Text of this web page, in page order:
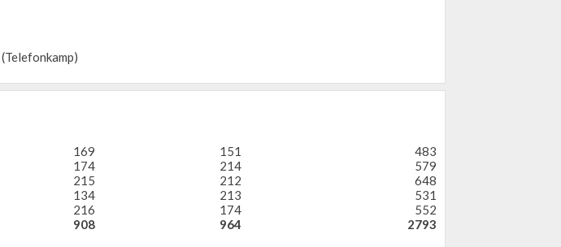
(Telefonkamp)
169 151
483
174 214
579
215 212
648
134 213
531
216 174
552
908 964 2793